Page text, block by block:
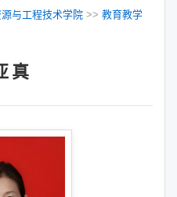
与工程技术学院 >> 教育教学
真